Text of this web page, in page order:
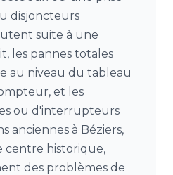
disjoncteurs
suite à une
les pannes totales
au niveau du tableau
et les
ou d'interrupteurs
anciennes à Béziers,
centre historique,
des problèmes de